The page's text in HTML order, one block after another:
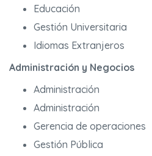
Educación
Gestión Universitaria
Idiomas Extranjeros
Administración y Negocios
Administración
Administración
Gerencia de operaciones
Gestión Pública